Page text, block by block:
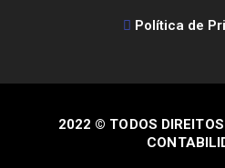
Política de
2022 © TODOS